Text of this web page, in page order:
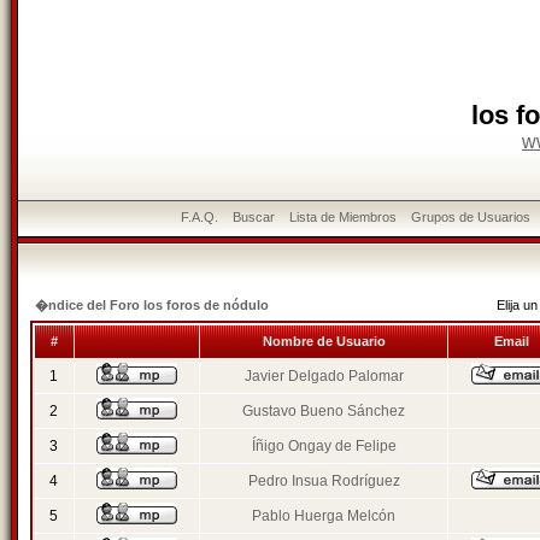
los
F.A.Q. Buscar Lista de Miembros Grupos de Usuarios
�ndice del Foro los foros de nódulo Elija
# Nombre de Usuario Email
1 Javier Delgado Palomar
2 Gustavo Bueno Sánchez
3 Íñigo Ongay de Felipe
4 Pedro Insua Rodríguez
5 Pablo Huerga Melcón